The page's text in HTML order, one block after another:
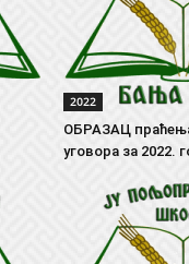
2022
ОБРАЗАЦ
уговора за 2022.